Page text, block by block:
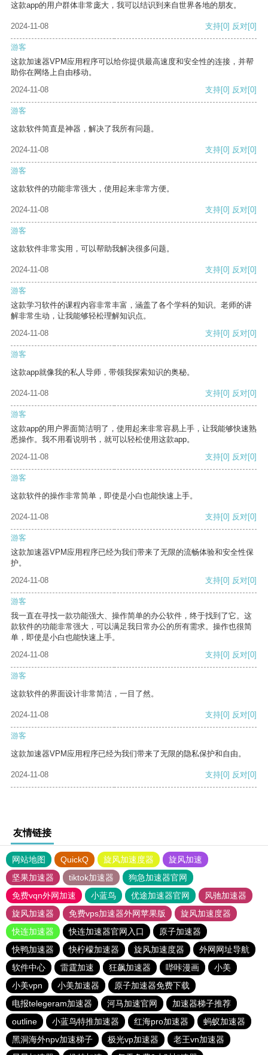
这款app的用户群体非常庞大，我可以结识到来自世界各地的朋友。
2024-11-08 支持[0] 反对[0]
游客
这款加速器VPM应用程序可以给你提供最高速度和安全性的连接，并帮
助你在网络上自由移动。
2024-11-08
支持[0] 反对[0]
游客
这款软件简直是神器，解决了我所有问题。
2024-11-08 支持[0] 反对[0]
游客
这款软件的功能非常强大，使用起来非常方便。
2024-11-08 支持[0] 反对[0]
游客
这款软件非常实用，可以帮助我解决很多问题。
2024-11-08 支持[0] 反对[0]
游客
这款学习软件的课程内容非常丰富，涵盖了各个学科的知识。老师的讲
解非常生动，让我能够轻松理解知识点。
2024-11-08
支持[0] 反对[0]
游客
这款app就像我的私人导师，带领我探索知识的奥秘。
2024-11-08 支持[0] 反对[0]
游客
这款app的用户界面简洁明了，使用起来非常容易上手，让我能够快速熟
悉操作。我不用看说明书，就可以轻松使用这款app。
2024-11-08
支持[0] 反对[0]
游客
这款软件的操作非常简单，即使是小白也能快速上手。
2024-11-08 支持[0] 反对[0]
游客
这款加速器VPM应用程序已经为我们带来了无限的流畅体验和安全性保
护。
2024-11-08
支持[0] 反对[0]
游客
我一直在寻找一款功能强大、操作简单的办公软件，终于找到了它。这
款软件的功能非常强大，可以满足我日常办公的所有需求。操作也很简
单，即使是小白也能快速上手。
2024-11-08
支持[0] 反对[0]
游客
这款软件的界面设计非常简洁，一目了然。
2024-11-08 支持[0] 反对[0]
游客
这款加速器VPM应用程序已经为我们带来了无限的隐私保护和自由。
2024-11-08 支持[0] 反对[0]
友情链接
网站地图 QuickQ 旋风加速度器
旋风加速
坚果加速器
tiktok加速器
狗急加速器官网
免费vqn外网加速
小蓝鸟 优途加速器官网
风驰加速器
旋风加速器
免费vps加速器外网苹果版
旋风加速度器
快连加速器
快连加速器官网入口
原子加速器
快鸭加速器
快柠檬加速器 旋风加速度器
外网网址导航
软件中心
雷霆加速 狂飙加速器 哔咔漫画
小美
小美vpn
小美加速器
原子加速器免费下载
电报telegeram加速器
河马加速官网
加速器梯子推荐
outline
小蓝鸟特推加速器 红海pro加速器
蚂蚁加速器
黑洞海外npv加速梯子
极光vp加速器
老王vn加速器